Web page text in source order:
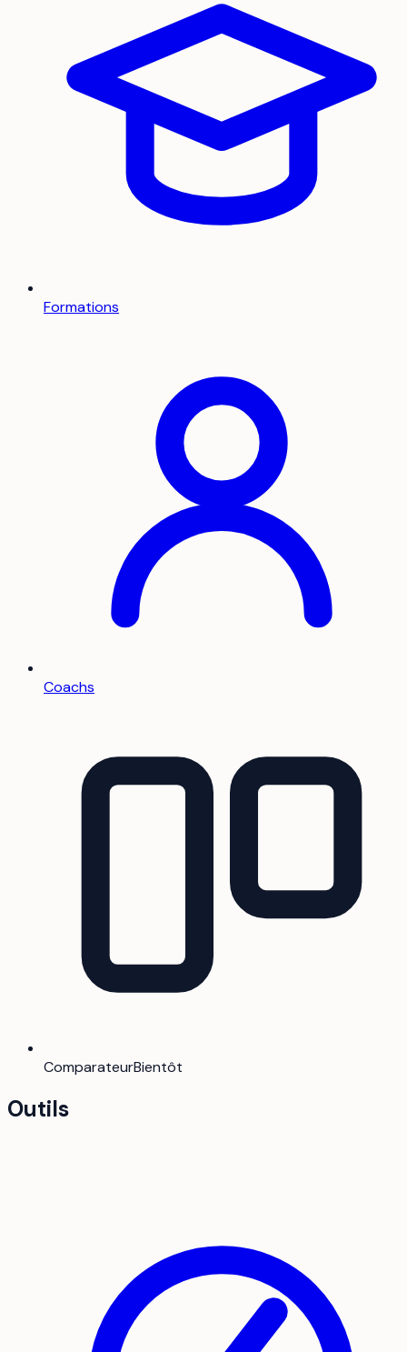
Formations
Coachs
ComparateurBientôt
Outils